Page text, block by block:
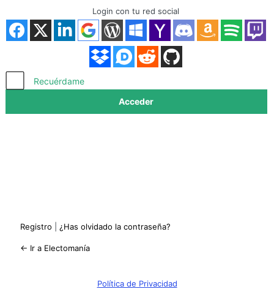
Acceder
Login con tu red social
Recuérdame
Registro ¿Has olvidado la contraseña?
← Ir a Electomanía
Política de Privacidad